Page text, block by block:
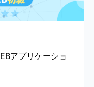
アプリケーショ